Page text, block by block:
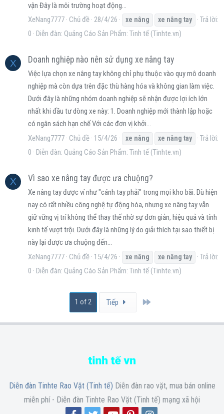
vận Đây là môi trường hoạt động...
XeNang7777 Chủ đề 28/4/26 xe nâng xe nâng tay
Trả lời:
0
Diễn đàn: Quảng Cáo Sản Phẩm: Tinh tế (Tinhte.vn)
X Doanh nghiệp nào nên sử dụng xe nâng tay
Việc lựa chọn xe nâng tay không chỉ phụ thuộc vào quy mô doanh
nghiệp mà còn dựa trên đặc thù hàng hóa và không gian làm việc.
Dưới đây là những nhóm doanh nghiệp sẽ nhận được lợi ích lớn
nhất khi đầu tư dòng xe này: 1. Doanh nghiệp mới thành lập hoặc
có ngân sách hạn chế Với các đơn vị khởi...
XeNang7777 Chủ đề 15/4/26 xe nâng xe nâng tay
Trả lời:
0
Diễn đàn: Quảng Cáo Sản Phẩm: Tinh tế (Tinhte.vn)
X Vì sao xe nâng tay được ưa chuộng?
Xe nâng tay được ví như "cánh tay phải" trong mọi kho bãi. Dù hiện
nay có rất nhiều công nghệ tự động hóa, nhưng xe nâng tay vẫn
giữ vững vị trí không thể thay thế nhờ sự đơn giản, hiệu quả và tính
kinh tế vượt trội. Dưới đây là những lý do giải thích tại sao thiết bị
này lại được ưa chuộng đến...
XeNang7777 Chủ đề 15/4/26 xe nâng xe nâng tay
Trả lời:
0
Diễn đàn: Quảng Cáo Sản Phẩm: Tinh tế (Tinhte.vn)
1 of 2 Tiếp
Diễn đàn Tinhte Rao Vặt (Tinh tế) Diễn đàn rao vặt, mua bán online
miễn phí - Diễn đàn Tinhte Rao Vặt (Tinh tế) mạng xã hội